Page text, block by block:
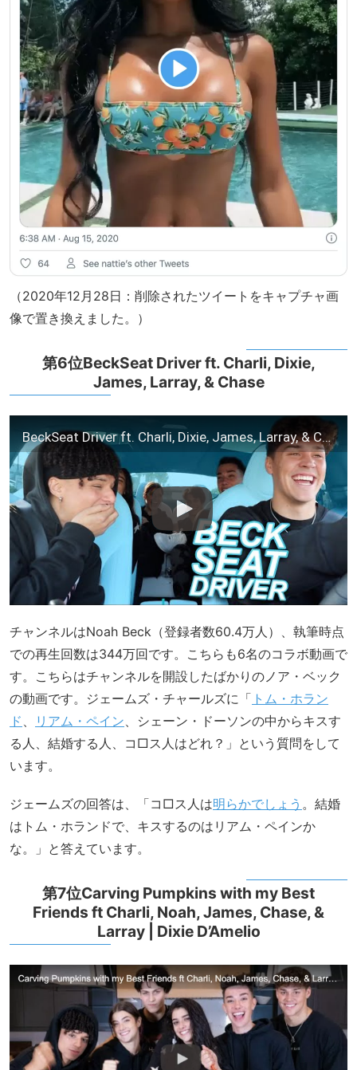
（2020年12月28日：削除されたツイートをキャプチャ画
像で置き換えました。）
第6位BeckSeat Driver ft. Charli, Dixie,
James, Larray, & Chase
BeckSeat Driver ft. Charli, Dixie, James, Larray, & Chase
チャンネルはNoah Beck（登録者数60.4万人）、執筆時点
での再生回数は344万回です。こちらも6名のコラボ動画で
す。こちらはチャンネルを開設したばかりのノア・ベック
の動画です。ジェームズ・チャールズに「 トム・ホラン
ド 、 リアム・ペイン、シェーン・ドーソンの中からキスす
る人、結婚する人、コ□ス人はどれ？」という質問をして
います。
ジェームズの回答は、「コ□ス人は明らかでしょう 。結婚
はトム・ホランドで、キスするのはリアム・ペインか
な。」と答えています。
第7位Carving Pumpkins with my Best
Friends ft Charli, Noah, James, Chase, &
Larray | Dixie D’Amelio